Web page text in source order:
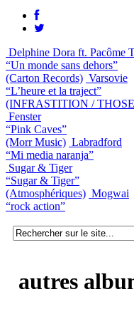
Delphine Dora ft. Pacôme
“Un monde sans dehors”
(Carton Records) Varsovie
“L’heure et la traject”
(INFRASTITION /
Fenster
“Pink Caves”
(Morr Music) Labradford
“Mi media naranja”
Sugar & Tiger
“Sugar & Tiger”
(Atmosphériques) Mogwai
“rock action”
autres